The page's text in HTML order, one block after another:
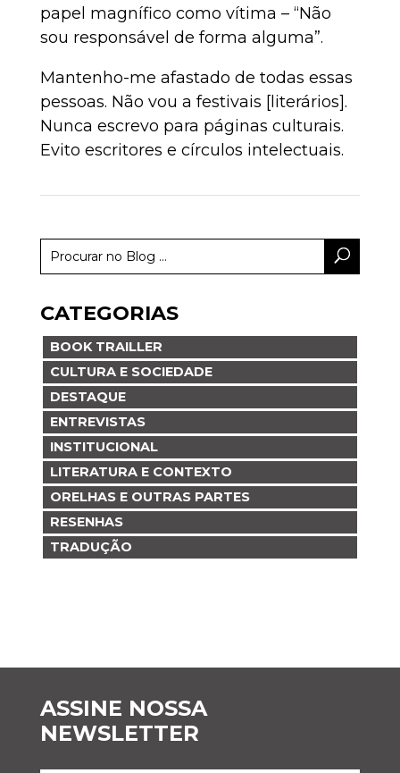
papel magnífico como vítima – “Não
sou responsável de forma alguma”.
Mantenho-me afastado de todas essas
pessoas. Não vou a festivais [literários].
Nunca escrevo para páginas culturais.
Evito escritores e círculos intelectuais.
CATEGORIAS
BOOK TRAILLER
CULTURA E SOCIEDADE
DESTAQUE
ENTREVISTAS
INSTITUCIONAL
LITERATURA E CONTEXTO
ORELHAS E OUTRAS PARTES
RESENHAS
TRADUÇÃO
ASSINE NOSSA
NEWSLETTER